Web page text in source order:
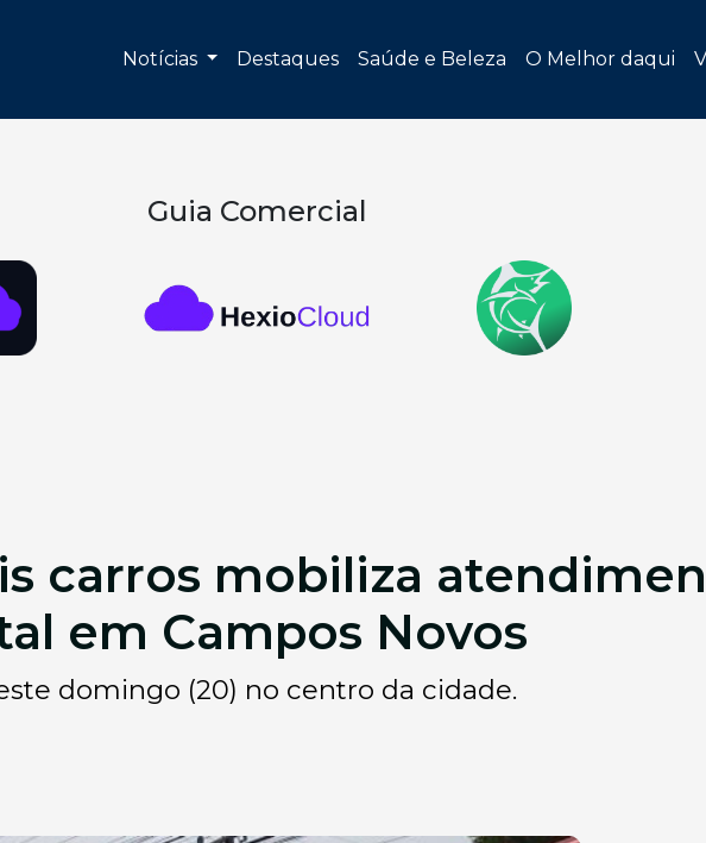
Notícias Destaques Saúde e Beleza O Melhor daqui
Guia Comercial
carros mobiliza
em Campos Novos
domingo (20) no centro da cidade.